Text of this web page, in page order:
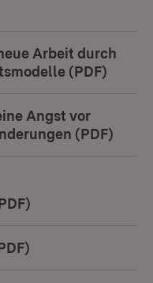
Arbeit durch
(PDF)
Angst vor
(PDF)